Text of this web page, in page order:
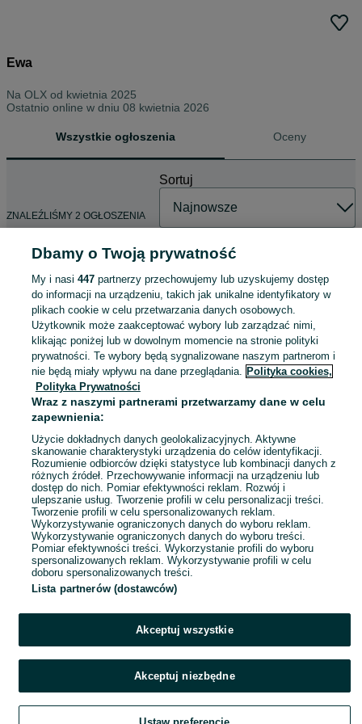
Ewa
Na OLX od kwietnia 2025
Ostatnio online w dniu 08 kwietnia 2026
Wszystkie ogłoszenia Oceny
ZNALEŹLIŚMY 2 OGŁOSZENIA
Sortuj
Buty H&M welurowe
100 zł
107 zł z Pakietem Ochronnym
Siedlce
13 lipca 2026
38 Fioletowy
H&M
Buty - szpilki firmy Kazar czarne
lakierki
150 zł
158,75 zł z Pakietem Ochronnym
Siedlce
13 lipca 2026
38 Czarny
Kazar
Skóra naturalna
Dbamy o Twoją prywatność
My i nasi 447partnerzy przechowujemy lub uzyskujemy dostęp
do informacji na urządzeniu, takich jak unikalne identyfikatory w
plikach cookie w celu przetwarzania danych osobowych.
Użytkownik może zaakceptować wybory lub zarządzać nimi,
klikając poniżej lub w dowolnym momencie na stronie polityki
prywatności. Te wybory będą sygnalizowane naszym partnerom i
nie będą miały wpływu na dane przeglądania. Polityka cookies,
Polityka Prywatności
Wraz z naszymi partnerami przetwarzamy dane w celu
zapewnienia:
Użycie dokładnych danych geolokalizacyjnych. Aktywne
skanowanie charakterystyki urządzenia do celów identyfikacji.
Rozumienie odbiorców dzięki statystyce lub kombinacji danych z
różnych źródeł. Przechowywanie informacji na urządzeniu lub
dostęp do nich. Pomiar efektywności reklam. Rozwój i
ulepszanie usług. Tworzenie profili w celu personalizacji treści.
Tworzenie profili w celu spersonalizowanych reklam.
Wykorzystywanie ograniczonych danych do wyboru reklam.
Wykorzystywanie ograniczonych danych do wyboru treści.
Pomiar efektywności treści. Wykorzystanie profili do wyboru
spersonalizowanych reklam. Wykorzystywanie profili w celu
doboru spersonalizowanych treści.
Lista partnerów (dostawców)
Akceptuj wszystkie
Akceptuj niezbędne